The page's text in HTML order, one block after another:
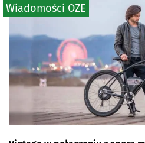
Wiadomości OZE